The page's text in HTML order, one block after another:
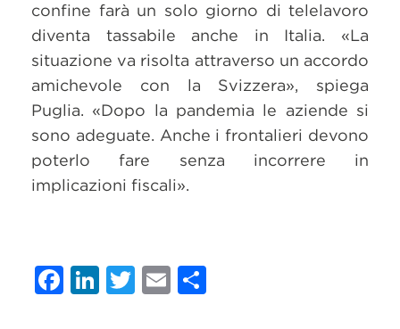
confine farà un solo giorno di telelavoro
diventa tassabile anche in Italia. «La
situazione va risolta attraverso un accordo
amichevole con la Svizzera», spiega
Puglia. «Dopo la pandemia le aziende si
sono adeguate. Anche i frontalieri devono
poterlo fare senza incorrere in
implicazioni fiscali».
Facebook
LinkedIn
Twitter
Email